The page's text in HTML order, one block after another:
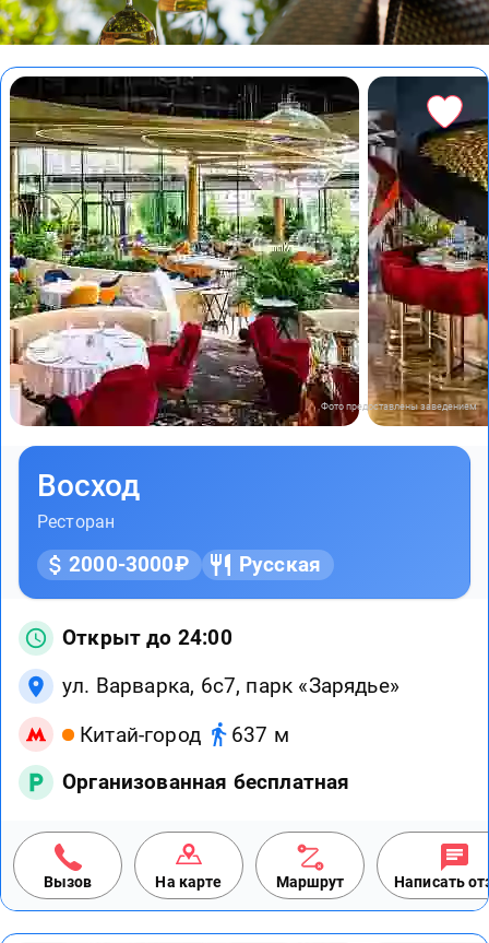
Фото предоставлены заведением
Восход
Ресторан
2000-3000₽ Русская
Открыт до 24:00
ул. Варварка, 6с7, парк «Зарядье»
Китай-город
637 м
Организованная бесплатная
Вызов На карте Маршрут Написать